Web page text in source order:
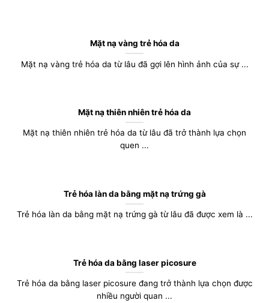
Mặt nạ vàng trẻ hóa da
Mặt nạ vàng trẻ hóa da từ lâu đã gợi lên hình ảnh của sự ...
Mặt nạ thiên nhiên trẻ hóa da
Mặt nạ thiên nhiên trẻ hóa da từ lâu đã trở thành lựa chọn
quen ...
Trẻ hóa làn da bằng mặt nạ trứng gà
Trẻ hóa làn da bằng mặt nạ trứng gà từ lâu đã được xem là ...
Trẻ hóa da bằng laser picosure
Trẻ hóa da bằng laser picosure đang trở thành lựa chọn được
nhiều người quan ...